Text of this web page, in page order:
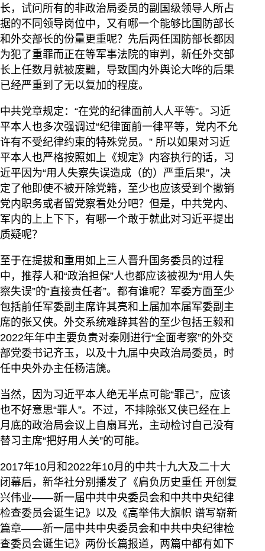
长，试问所有的非政治局委员的副国级领导人所占
据的不同领导岗位中，又有哪一个能够比国防部长
和外交部长的份量更重呢？先后两任国防部长都因
为犯了重罪而正在等军事法院的审判，新任外交部
长上任数月就被废黜，导致国内外舆论大哗的后果
已经严重到了无以复加的程度。
中共党章规定：“在党的纪律面前人人平等”。习近
平本人也多次强调过“纪律面前一律平等，党内不允
许有不受纪律约束的特殊党员。” 所以如果对习近
平本人也严格按照如上《规定》内容执行的话，习
近平因为“用人失察失误造成（的）严重后果”，决
定了他即使不被开除党籍，至少也应该受到个撤销
党内职务或者留党察看处分吧？但是，中共党内、
军内的上上下下，有哪一个敢于就此对习近平提出
质疑呢？
至于在提拔和重用如上三人晋升国务委员的过程
中，推荐人和“政治担保”人也都应该被视为“用人失
察失误”的“直接责任者”。都有谁呢？军委方面至少
包括前任军委副主席许其亮和上届加本届军委副主
席的张又侠。外交系统难辞其咎的至少包括王毅和
2022年年中主要负责对秦刚进行“全面考察”的外交
部党委书记齐玉，以及十九届中央政治局委员，时
任中央外办主任杨洁篪。
当然，因为习近平本人绝无半点可能“罪己”，应该
也不好意思“罪人”。不过，不排除张又侠已经在上
月底的政治局会议上自扇耳光，主动检讨自己没有
替习主席“把好用人关”的可能。
2017年10月和2022年10月的中共十九大及二十大
闭幕后，新华社分别播发了《肩负历史重任 开创复
兴伟业——新一届中共中央委员会和中共中央纪律
检查委员会诞生记》以及《高举伟大旗帜 谱写崭新
篇章——新一届中共中央委员会和中共中央纪律检
查委员会诞生记》两份长篇报道，两篇中都有如下